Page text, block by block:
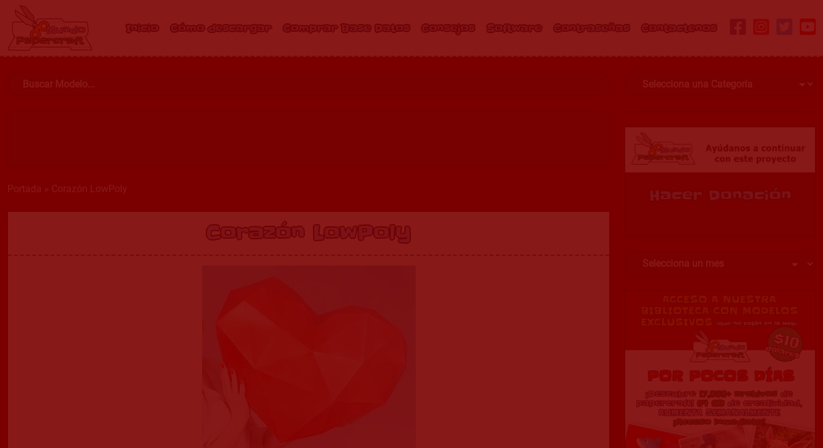
Inicio Cómo descargar Comprar Base Datos Consejos Software Contraseñas Contactenos
Portada Corazón LowPoly
Corazón LowPoly